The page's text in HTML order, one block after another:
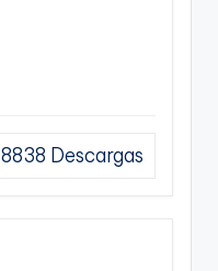
8838 Descargas